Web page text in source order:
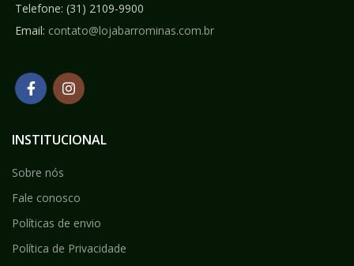
Telefone: (31) 2109-9900
Email: contato@lojabarrominas.com.br
INSTITUCIONAL
Sobre nós
Fale conosco
Políticas de envio
Política de Privacidade